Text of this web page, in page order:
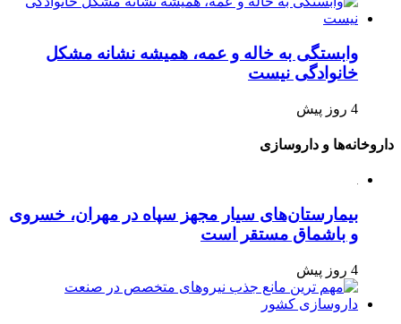
وابستگی به خاله و عمه، همیشه نشانه مشکل
خانوادگی نیست
4 روز پیش
داروخانه‌ها و داروسازی
بیمارستان‌های سیار مجهز سپاه در مهران، خسروی
و باشماق مستقر است
4 روز پیش